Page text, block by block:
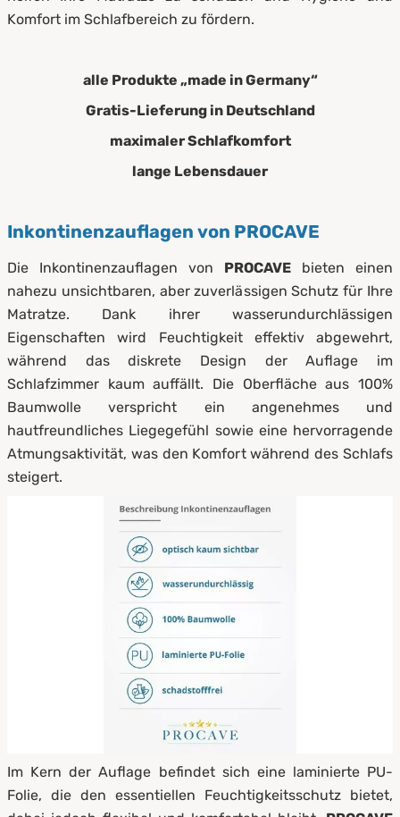
Komfort im Schlafbereich zu fördern.
alle Produkte „made in Germany“
Gratis-Lieferung in Deutschland
maximaler Schlafkomfort
lange Lebensdauer
Inkontinenzauflagen von PROCAVE
Die Inkontinenzauflagen von PROCAVE bieten einen
nahezu unsichtbaren, aber zuverlässigen Schutz für Ihre
Matratze. Dank ihrer wasserundurchlässigen
Eigenschaften wird Feuchtigkeit effektiv abgewehrt,
während das diskrete Design der Auflage im
Schlafzimmer kaum auffällt. Die Oberfläche aus 100%
Baumwolle verspricht ein angenehmes und
hautfreundliches Liegegefühl sowie eine hervorragende
Atmungsaktivität, was den Komfort während des Schlafs
steigert.
Im Kern der Auflage befindet sich eine laminierte PU-
Folie, die den essentiellen Feuchtigkeitsschutz bietet,